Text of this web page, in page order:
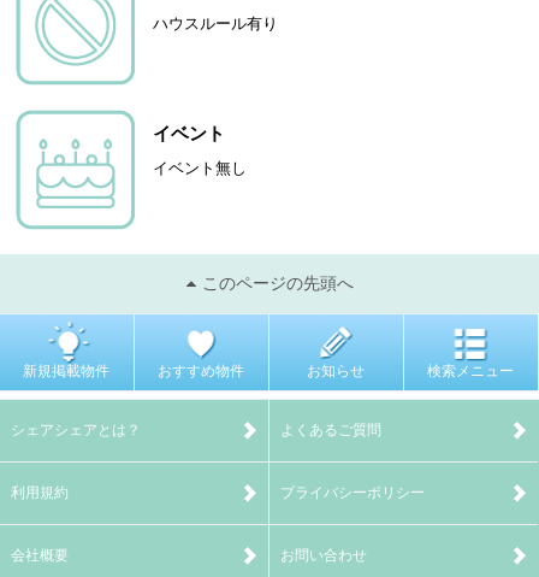
ハウスルール有り
イベント
イベント無し
このページの先頭へ
新規掲載物件 おすすめ物件 お知らせ 検索メニュー
シェアシェアとは？ よくあるご質問
利用規約 プライバシーポリシー
会社概要 お問い合わせ